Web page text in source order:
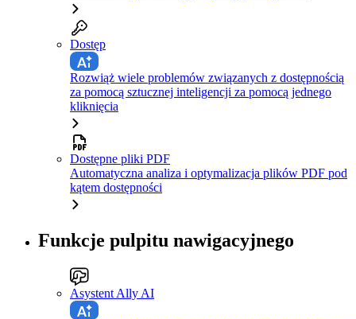
Dostęp
Rozwiąż wiele problemów związanych z dostępnością
za pomocą sztucznej inteligencji za pomocą jednego
kliknięcia
Dostępne pliki PDF
Automatyczna analiza i optymalizacja plików PDF pod
kątem dostępności
Funkcje pulpitu nawigacyjnego
Asystent Ally AI